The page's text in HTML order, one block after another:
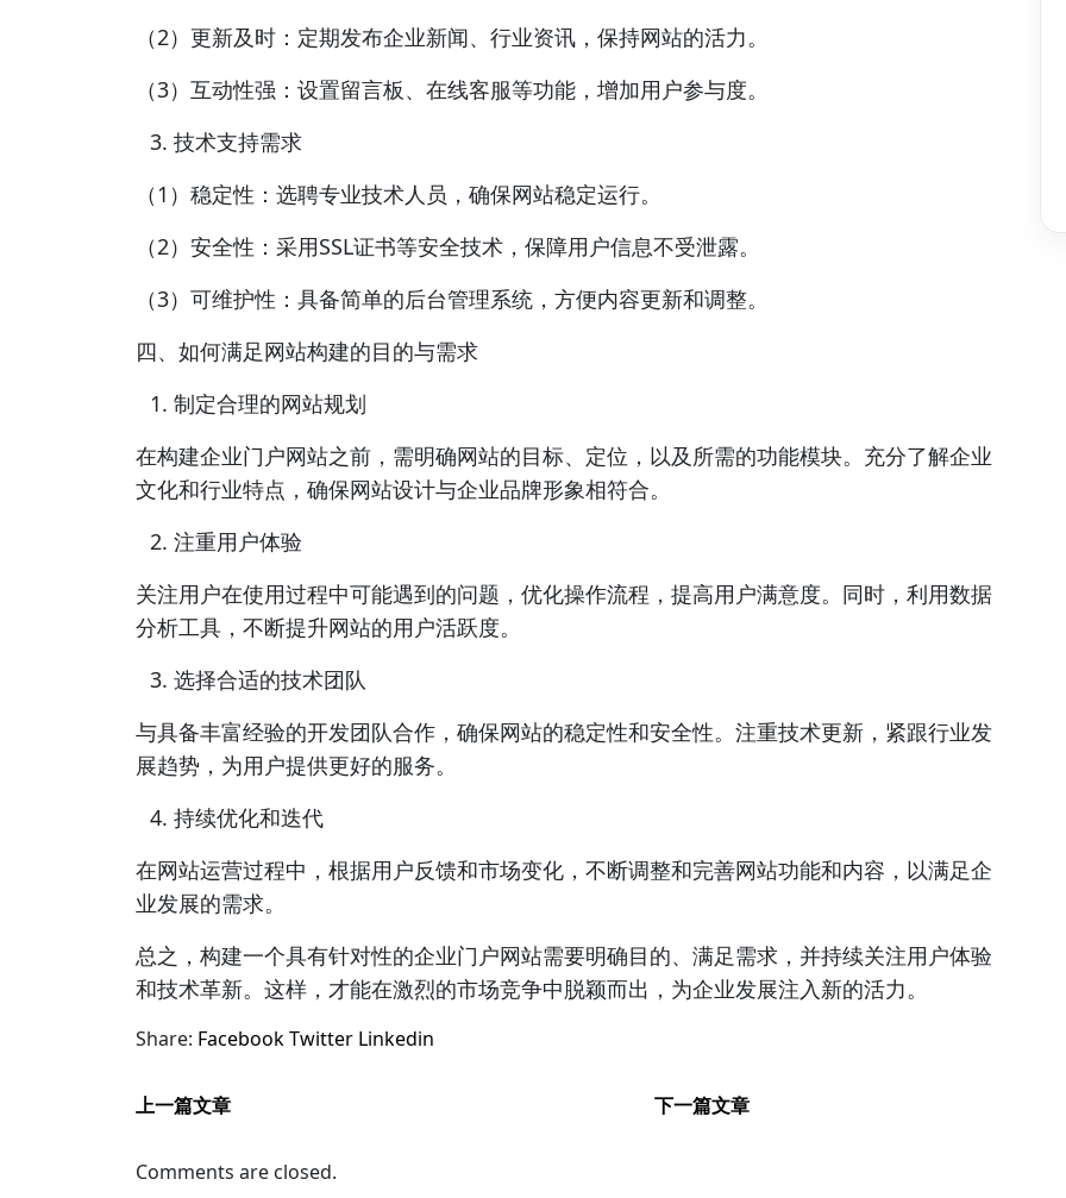
（2）更新及时：定期发布企业新闻、行业资讯，保持网站的活力。
（3）互动性强：设置留言板、在线客服等功能，增加用户参与度。
技术支持需求
（1）稳定性：选聘专业技术人员，确保网站稳定运行。
（2）安全性：采用SSL证书等安全技术，保障用户信息不受泄露。
（3）可维护性：具备简单的后台管理系统，方便内容更新和调整。
四、如何满足网站构建的目的与需求
制定合理的网站规划
在构建企业门户网站之前，需明确网站的目标、定位，以及所需的功能模块。充分了解企业
文化和行业特点，确保网站设计与企业品牌形象相符合。
注重用户体验
关注用户在使用过程中可能遇到的问题，优化操作流程，提高用户满意度。同时，利用数据
分析工具，不断提升网站的用户活跃度。
选择合适的技术团队
与具备丰富经验的开发团队合作，确保网站的稳定性和安全性。注重技术更新，紧跟行业发
展趋势，为用户提供更好的服务。
持续优化和迭代
在网站运营过程中，根据用户反馈和市场变化，不断调整和完善网站功能和内容，以满足企
业发展的需求。
总之，构建一个具有针对性的企业门户网站需要明确目的、满足需求，并持续关注用户体验
和技术革新。这样，才能在激烈的市场竞争中脱颖而出，为企业发展注入新的活力。
Share: FacebookTwitter Linkedin
上一篇文章 下一篇文章
Comments are closed.